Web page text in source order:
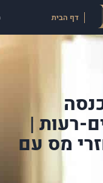
דף הבית
רעות |
מס עם